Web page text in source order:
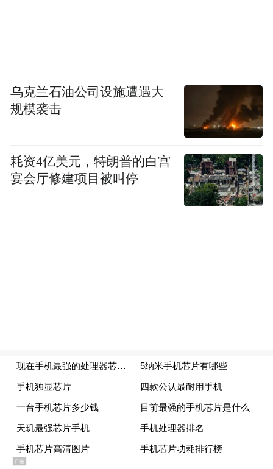
是一种很重要的民俗，清明节很多人从老家
回去祭祖。伏羲被称作华夏民族共同的人文
始祖，您觉得在现代社会祭祀伏羲的意义和
王震中：首先，中华民族有历史情结这是可
以理解的。我觉得基于两个方面，一方面我
是，历史和宗教不是一回事，宗教除了信仰
之外，还有教徒、教义等。
中国的历史上对于祭祀是比较重视的。从远
古开始，人要面对自然，当他解释不了、认
识不清自然的时候，他就对自然的各种现
乌克兰石油公司设施遭遇大
规模袭击
耗资4亿美元，特朗普的白宫
宴会厅修建项目被叫停